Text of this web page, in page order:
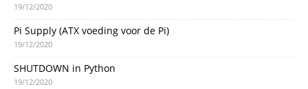
19/12/2020
Pi Supply (ATX voeding voor de Pi)
19/12/2020
SHUTDOWN in Python
19/12/2020